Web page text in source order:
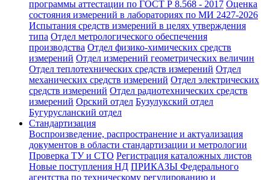
программы аттестации по ГОСТ Р 8.568 - 2017 Оценка
состояния измерений в лабораториях по МИ 2427-2026
Испытания средств измерений в целях утверждения
типа Отдел метрологического обеспечения
производства Отдел физико-химических средств
измерений Отдел измерений геометрических величин
Отдел теплотехнических средств измерений Отдел
механических средств измерений Отдел электрических
средств измерений Отдел радиотехнических средств
измерений Орский отдел Бузулукский отдел
Бугурусланский отдел
Стандартизация
Воспроизведение, распространение и актуализация
документов в области стандартизации и метрологии
Проверка ТУ и СТО Регистрация каталожных листов
Новые поступления НД ПРИКАЗЫ Федерального
агентства по техническому регулированию и